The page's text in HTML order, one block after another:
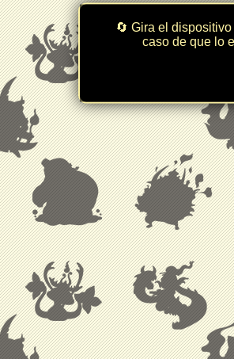
🔄 Gira el
caso de que lo